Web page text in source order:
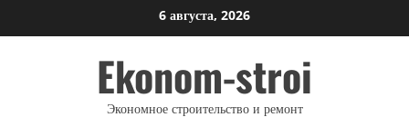
к
6 августа, 2026
Ekonom-stroi
Экономное строительство и ремонт